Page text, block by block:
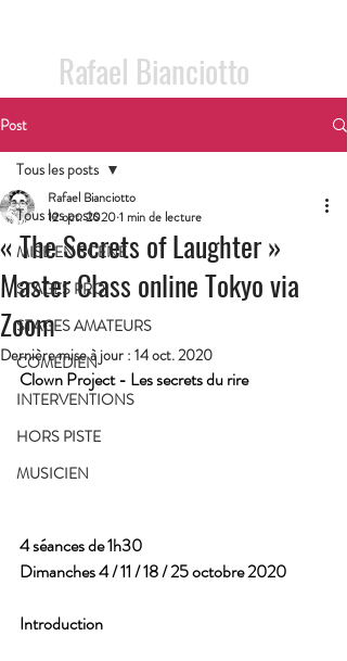
Rafael Bianciotto
Post
Tous les posts
MISE EN SCÈNE
STAGES PRO
STAGES AMATEURS
COMÉDIEN
INTERVENTIONS
HORS PISTE
MUSICIEN
Tous les posts
« The Secrets of Laughter »
Master Class online Tokyo via
Zoom
Rafael Bianciotto
12 oct. 20201 min de lecture
Dernière mise à jour : 14 oct. 2020
Clown Project - Les secrets du rire
4 séances de 1h30
Dimanches 4 / 11 / 18 / 25 octobre 2020
Introduction